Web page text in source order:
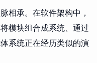
相承。在软件架构中，
模块组合成系统、通过
系统正在经历类似的演